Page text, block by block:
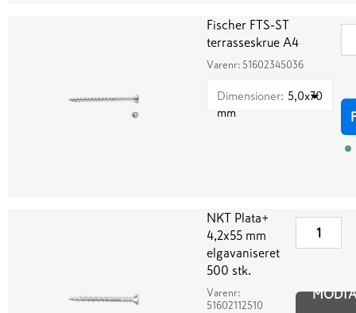
Fischer FTS-ST
terrasseskrue A4
Varenr: 51602345036
Dimensioner: 5,0x70
mm
NKT Plata+
4,2x55 mm
elgavaniseret
500 stk.
Varenr:
51602112510